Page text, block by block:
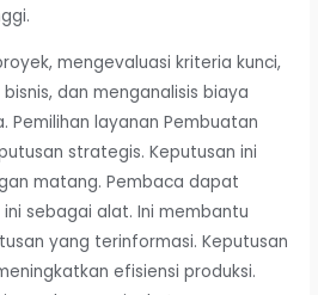
mengevaluasi kriteria kunci,
dan menganalisis biaya
Pemilihan layanan Pembuatan
strategis. Keputusan ini
matang. Pembaca dapat
sebagai alat. Ini membantu
yang terinformasi. Keputusan
efisiensi produksi.